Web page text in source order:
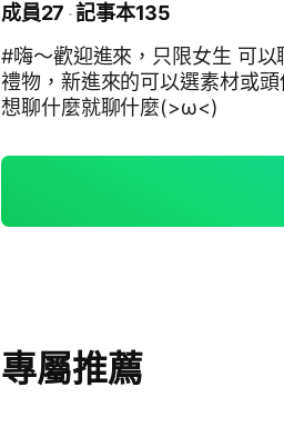
成員27 記事本135
#嗨～歡迎進來，只限女生 可
禮物，新進來的可以選素材或
想聊什麼就聊什麼(>ω<)
專屬推薦